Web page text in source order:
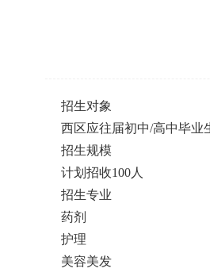
招生对象
西区应往届初中/高中毕业
招生规模
计划招收100人
招生专业
药剂
护理
美容美发